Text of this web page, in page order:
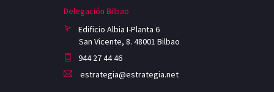
Delegación Bilbao
Edificio Albia I-Planta 6
San Vicente, 8. 48001 Bilbao
944 27 44 46
estrategia@estrategia.net